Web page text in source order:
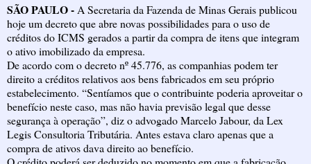
SÃO PAULO - A Secretaria da Fazenda de Minas Gerais publicou
hoje um decreto que abre novas possibilidades para o uso de
créditos do ICMS gerados a partir da compra de itens que integram
o ativo imobilizado da empresa.
De acordo com o decreto nº 45.776, as companhias podem ter
direito a créditos relativos aos bens fabricados em seu próprio
estabelecimento. “Sentíamos que o contribuinte poderia aproveitar o
benefício neste caso, mas não havia previsão legal que desse
segurança à operação”, diz o advogado Marcelo Jabour, da Lex
Legis Consultoria Tributária. Antes estava claro apenas que a
compra de ativos dava direito ao benefício.